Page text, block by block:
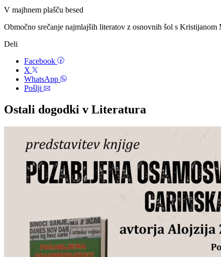
V majhnem plašču besed
Območno srečanje najmlajših literatov z osnovnih šol s
Deli
Facebook
X
WhatsApp
Pošlji
Ostali dogodki v Literatura